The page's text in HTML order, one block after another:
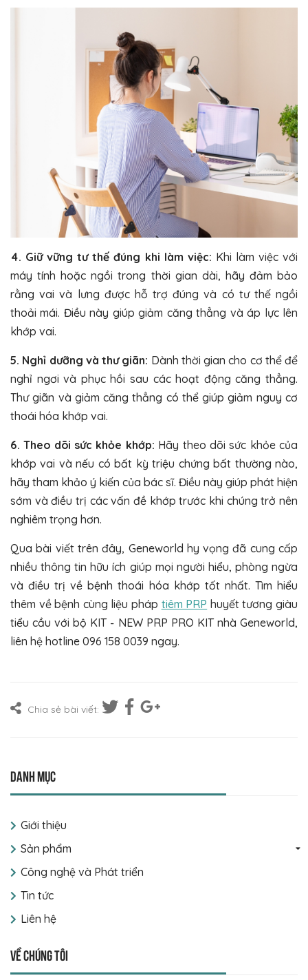
4. Giữ vững tư thế đúng khi làm việc: Khi làm việc với
máy tính hoặc ngồi trong thời gian dài, hãy đảm bảo
rằng vai và lưng được hỗ trợ đúng và có tư thế ngồi
thoải mái. Điều này giúp giảm căng thẳng và áp lực lên
khớp vai.
5. Nghỉ dưỡng và thư giãn: Dành thời gian cho cơ thể để
nghỉ ngơi và phục hồi sau các hoạt động căng thẳng.
Thư giãn và giảm căng thẳng có thể giúp giảm nguy cơ
thoái hóa khớp vai.
6. Theo dõi sức khỏe khớp: Hãy theo dõi sức khỏe của
khớp vai và nếu có bất kỳ triệu chứng bất thường nào,
hãy tham khảo ý kiến của bác sĩ. Điều này giúp phát hiện
sớm và điều trị các vấn đề khớp trước khi chúng trở nên
nghiêm trọng hơn.
Qua bài viết trên đây, Geneworld hy vọng đã cung cấp
nhiều thông tin hữu ích giúp mọi người hiểu, phòng ngừa
và điều trị về bệnh thoái hóa khớp tốt nhất. Tìm hiểu
thêm về bệnh cùng liệu pháp tiêm PRP huyết tương giàu
tiểu cầu với bộ KIT - NEW PRP PRO KIT nhà Geneworld,
liên hệ hotline 096 158 0039 ngay.
Chia sẻ bài viết:
Danh mục
Giới thiệu
Sản phẩm
Công nghệ và Phát triển
Tin tức
Liên hệ
Về chúng tôi